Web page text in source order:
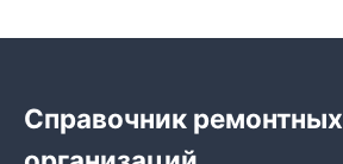
Справочник ремонтных